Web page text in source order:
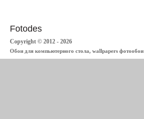
Fotodes
Copyright © 2012 - 2026
Обои для компьютерного стола, wallpapers фотообои